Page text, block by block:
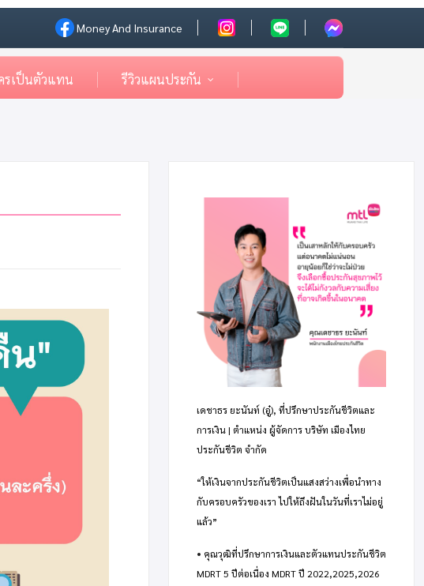
Money And Insurance
รเป็นตัวแทน รีวิวแผนประกัน
เดชาธร ยะนันท์ (อู๋), ที่ปรึกษาประกันชีวิตและ
การเงิน | ตำแหน่ง ผู้จัดการ บริษัท เมืองไทย
ประกันชีวิต จำกัด
“ให้เงินจากประกันชีวิตเป็นแสงสว่างเพื่อนำทาง
กับครอบครัวของเรา ไปให้ถึงฝันในวันที่เราไม่อยู่
แล้ว”
• คุณวุฒิที่ปรึกษาการเงินและตัวแทนประกันชีวิต
MDRT 5 ปีต่อเนื่อง MDRT ปี 2022,2025,2026